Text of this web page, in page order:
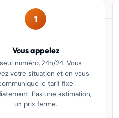
1
Vous appelez
numéro, 24h/24. Vous
votre situation et on vous
le tarif fixe
Pas une estimation,
un prix ferme.